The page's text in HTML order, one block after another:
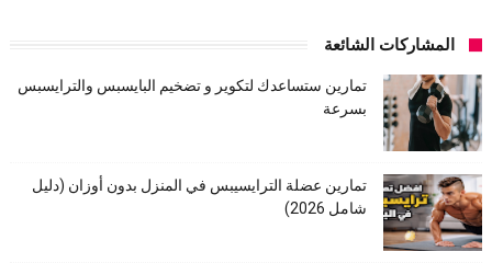
المشاركات الشائعة
تمارين ستساعدك لتكوير و تضخيم البايسبس والترايسبس
بسرعة
تمارين عضلة الترايسيبس في المنزل بدون أوزان (دليل
شامل 2026)